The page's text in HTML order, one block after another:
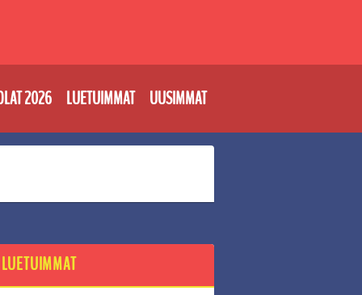
2026 LUETUIMMAT UUSIMMAT
LUETUIMMAT